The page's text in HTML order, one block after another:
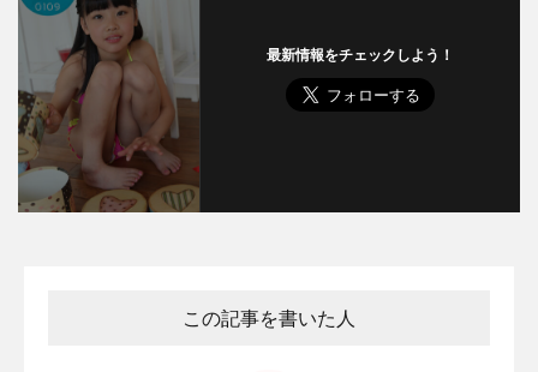
最新情報をチェックしよう！
この記事を書いた人